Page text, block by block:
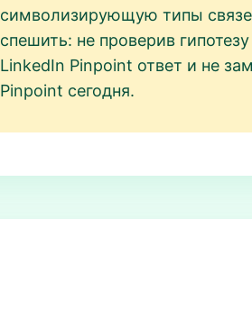
символизирующую типы
спешить: не проверив
LinkedIn Pinpoint ответ и не
Pinpoint сегодня.